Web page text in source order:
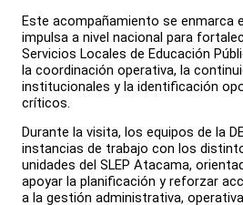
Este acompañamiento se enmarca
impulsa a nivel nacional para
Servicios Locales de Educación
la coordinación operativa, la
institucionales y la identificación
críticos.
Durante la visita, los equipos de la
instancias de trabajo con los
unidades del SLEP Atacama,
apoyar la planificación y reforzar
a la gestión administrativa,